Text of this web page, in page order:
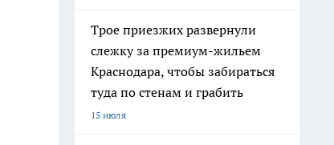
Трое приезжих развернули
слежку за премиум-жильем
Краснодара, чтобы забираться
туда по стенам и грабить
15 июля